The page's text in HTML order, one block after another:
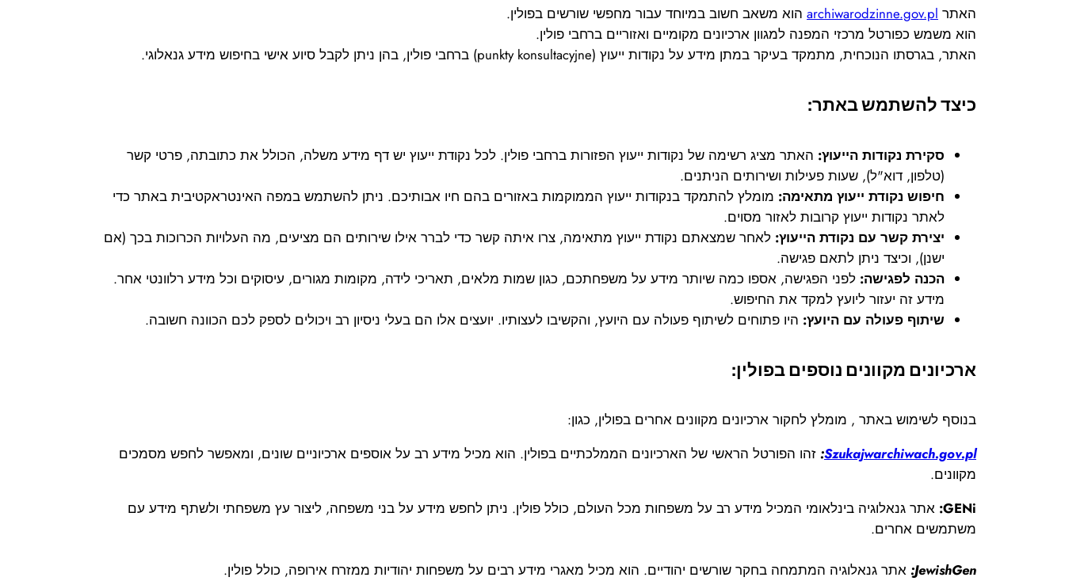
האתר archiwarodzinne.gov.pl הוא משאב חשוב במיוחד עבור מחפשי שורשים בפולין.
הוא משמש כפורטל מרכזי המפנה למגוון ארכיונים מקומיים ואזוריים ברחבי פולין.
האתר, בגרסתו הנוכחית, מתמקד בעיקר במתן מידע על נקודות ייעוץ (punkty konsultacyjne) ברחבי פולין, בהן ניתן לקבל סיוע אישי בחיפוש מידע גנאלוגי.
כיצד להשתמש באתר:
סקירת נקודות הייעוץ: האתר מציג רשימה של נקודות ייעוץ הפזורות ברחבי פולין. לכל נקודת ייעוץ יש דף מידע משלה, הכולל את כתובתה, פרטי קשר
(טלפון, דוא"ל), שעות פעילות ושירותים הניתנים.
חיפוש נקודת ייעוץ מתאימה: מומלץ להתמקד בנקודות ייעוץ הממוקמות באזורים בהם חיו אבותיכם. ניתן להשתמש במפה האינטראקטיבית באתר כדי
לאתר נקודות ייעוץ קרובות לאזור מסוים.
יצירת קשר עם נקודת הייעוץ: לאחר שמצאתם נקודת ייעוץ מתאימה, צרו איתה קשר כדי לברר אילו שירותים הם מציעים, מה העלויות הכרוכות בכך (אם
ישנן), וכיצד ניתן לתאם פגישה.
הכנה לפגישה: לפני הפגישה, אספו כמה שיותר מידע על משפחתכם, כגון שמות מלאים, תאריכי לידה, מקומות מגורים, עיסוקים וכל מידע רלוונטי אחר.
מידע זה יעזור ליועץ למקד את החיפוש.
שיתוף פעולה עם היועץ: היו פתוחים לשיתוף פעולה עם היועץ, והקשיבו לעצותיו. יועצים אלו הם בעלי ניסיון רב ויכולים לספק לכם הכוונה חשובה.
ארכיונים מקוונים נוספים בפולין:
בנוסף לשימוש באתר , מומלץ לחקור ארכיונים מקוונים אחרים בפולין, כגון:
Szukajwarchiwach.gov.pl
: זהו הפורטל הראשי של הארכיונים הממלכתיים בפולין. הוא מכיל מידע רב על אוספים ארכיוניים שונים, ומאפשר לחפש מסמכים
מקוונים.
GENi: אתר גנאלוגיה בינלאומי המכיל מידע רב על משפחות מכל העולם, כולל פולין. ניתן לחפש מידע על בני משפחה, ליצור עץ משפחתי ולשתף מידע עם
משתמשים אחרים.
JewishGen: אתר גנאלוגיה המתמחה בחקר שורשים יהודיים. הוא מכיל מאגרי מידע רבים על משפחות יהודיות ממזרח אירופה, כולל פולין.